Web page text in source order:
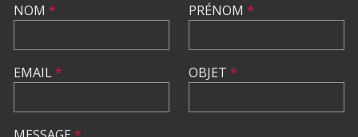
NOM *
EMAIL*
PRÉNOM *
OBJET *